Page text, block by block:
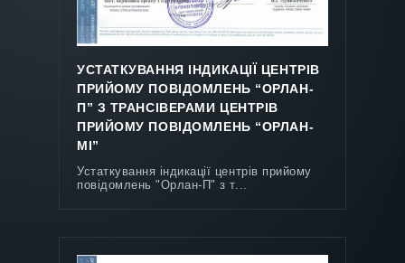
УСТАТКУВАННЯ ІНДИКАЦІЇ ЦЕНТРІВ
ПРИЙОМУ ПОВІДОМЛЕНЬ “ОРЛАН-
П” З ТРАНСІВЕРАМИ ЦЕНТРІВ
ПРИЙОМУ ПОВІДОМЛЕНЬ “ОРЛАН-
МІ”
Устаткування індикації центрів прийому
повідомлень "Орлан-П" з т...
ЛУНЬ 9P
"Лунь-9P". Сертифікат відповідності
пожежний (Республіка Молдова...